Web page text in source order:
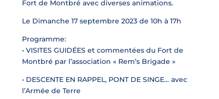
Fort de Montbré avec diverses animations.
Le Dimanche 17 septembre 2023 de 10h à 17h
Programme:
• VISITES GUIDÉES et commentées du Fort de
Montbré par l’association « Rem’s Brigade »
• DESCENTE EN RAPPEL, PONT DE SINGE… avec
l’Armée de Terre